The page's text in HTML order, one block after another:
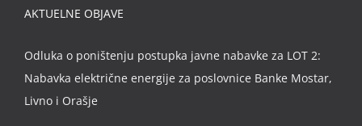
AKTUELNE OBJAVE
Odluka o poništenju postupka javne nabavke za LOT 2:
Nabavka električne energije za poslovnice Banke Mostar,
Livno i Orašje